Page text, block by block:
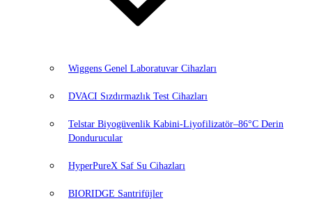
Wiggens Genel Laboratuvar Cihazları
DVACI Sızdırmazlık Test Cihazları
Telstar Biyogüvenlik Kabini-Liyofilizatör–86°C Derin
Dondurucular
HyperPureX Saf Su Cihazları
BIORIDGE Santrifüjler